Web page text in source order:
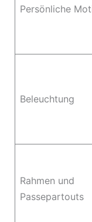
Persönliche
Beleuchtung
Rahmen und
Passepartouts